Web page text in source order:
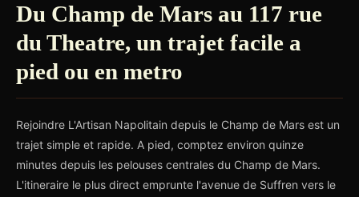
Du Champ de Mars au 117 rue
du Theatre, un trajet facile a
pied ou en metro
Rejoindre L'Artisan Napolitain depuis le Champ de Mars est un
trajet simple et rapide. A pied, comptez environ quinze
minutes depuis les pelouses centrales du Champ de Mars.
L'itineraire le plus direct emprunte l'avenue de Suffren vers le